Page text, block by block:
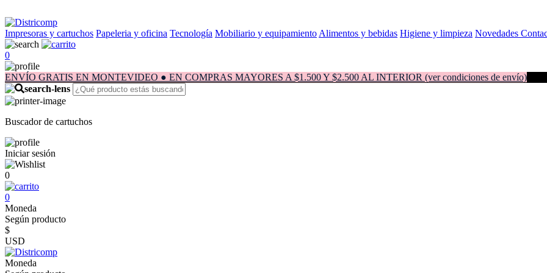
Impresoras y cartuchos Papeleria y oficina Tecnología Mobiliario y equipamiento Alimentos y bebidas Higiene y limpieza Novedades
0
ENVÍO GRATIS EN MONTEVIDEO ● EN COMPRAS MAYORES A $1.500 Y $2.500 AL INTERIOR (ver condiciones de envío)
Buscador de cartuchos
Iniciar sesión
0
0
Moneda
Según producto
$
USD
Moneda